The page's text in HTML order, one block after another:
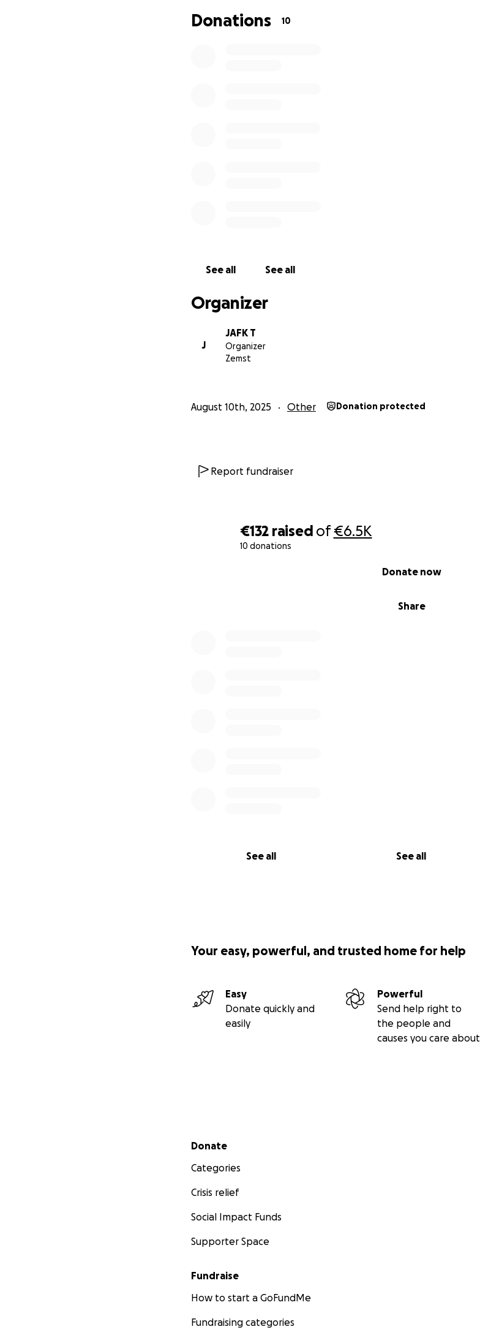
€132 raised of€6.5K
10 donations
Share
Donate now
See all See all
Donations 10
See all See all
Organizer
J
JAFK T
Organizer
Zemst
August 10th, 2025 Other Donation protected
Report fundraiser
Your easy, powerful, and trusted home for help
Easy
Donate quickly and
easily
Powerful
Send help right to
the people and
causes you care about
Secondary menu
Donate
Categories
Crisis relief
Social Impact Funds
Supporter Space
Fundraise
How to start a GoFundMe
Fundraising categories